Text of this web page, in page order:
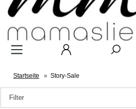
Startseite » Story-Sale
Filter